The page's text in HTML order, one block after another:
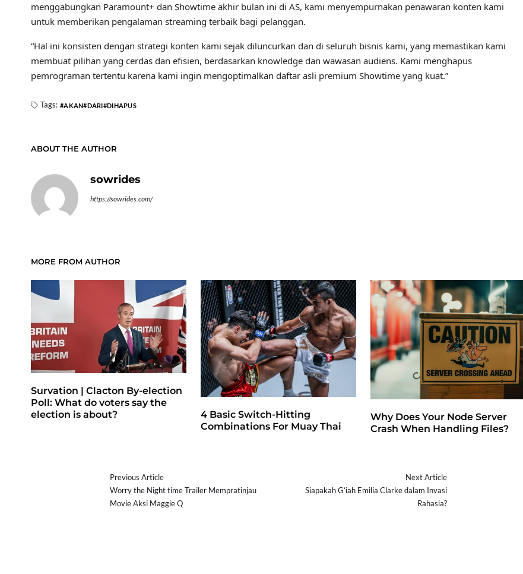
menggabungkan Paramount+ dan Showtime akhir bulan ini di AS, kami menyempurnakan penawaran konten kami
untuk memberikan pengalaman streaming terbaik bagi pelanggan.
“Hal ini konsisten dengan strategi konten kami sejak diluncurkan dan di seluruh bisnis kami, yang memastikan kami
membuat pilihan yang cerdas dan efisien, berdasarkan knowledge dan wawasan audiens. Kami menghapus
pemrograman tertentu karena kami ingin mengoptimalkan daftar asli premium Showtime yang kuat.”
Tags: AKAN DARI DIHAPUS
ABOUT THE AUTHOR
sowrides
https://sowrides.com/
MORE FROM AUTHOR
Survation | Clacton By-election
Poll: What do voters say the
election is about?
4 Basic Switch-Hitting
Combinations For Muay Thai
Why Does Your Node Server
Crash When Handling Files?
Previous Article
Worry the Night time Trailer Mempratinjau
Movie Aksi Maggie Q
Next Article
Siapakah G’iah Emilia Clarke dalam Invasi
Rahasia?